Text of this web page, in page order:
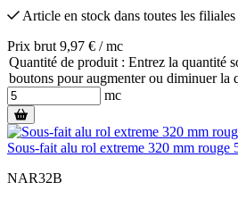
Article en stock dans toutes les filiales
Prix brut 9,97 € / mc
Quantité de produit : Entrez la quantité
boutons pour augmenter ou diminuer la
mc
Sous-fait alu rol extreme 320 mm rouge
NAR32B